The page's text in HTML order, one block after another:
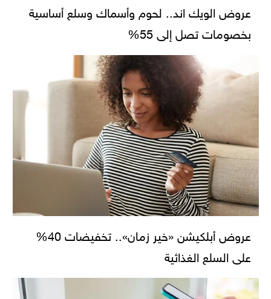
عروض الويك اند.. لحوم وأسماك وسلع أساسية
بخصومات تصل إلى 55%
عروض أبلكيشن «خير زمان».. تخفيضات 40%
على السلع الغذائية